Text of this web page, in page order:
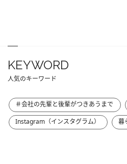
KEYWORD
人気のキーワード
＃会社の先輩と後輩がつきあうまで
Instagram（インスタグラム）
暮